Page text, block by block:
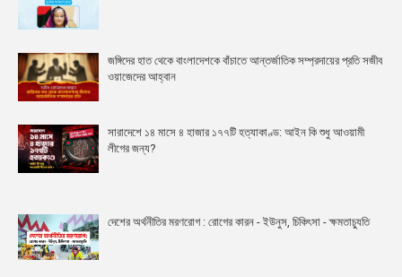
জঙ্গিদের হাত থেকে বাংলাদেশকে বাঁচাতে আন্তর্জাতিক সম্প্রদায়ের প্রতি সজীব
ওয়াজেদের আহ্বান
সারাদেশে ১৪ মাসে ৪ হাজার ১৭৭টি হত্যাকাণ্ড: আইন কি শুধু আওয়ামী
লীগের জন্য?
দেশের অর্থনীতির মরণরোগ : রোগের কারন - ইউনুস, চিকিৎসা - ক্ষমতাচ্যুতি